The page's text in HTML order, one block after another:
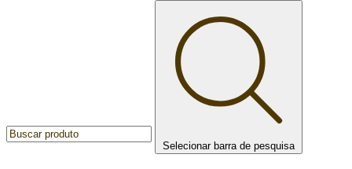
Selecionar barra de pesquisa